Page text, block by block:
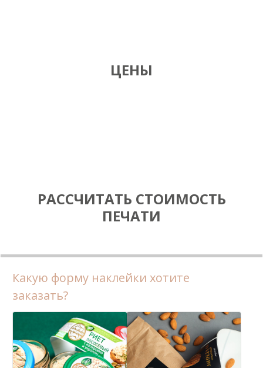
ЦЕНЫ
РАССЧИТАТЬ СТОИМОСТЬ
ПЕЧАТИ
Какую форму наклейки хотите
заказать?